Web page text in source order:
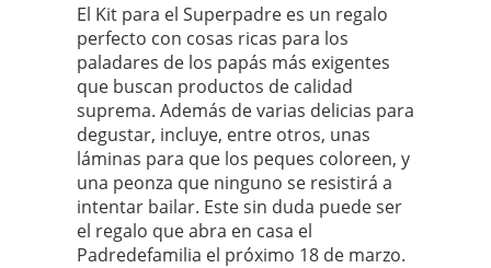
El Kit para el Superpadre es un regalo
perfecto con cosas ricas para los
paladares de los papás más exigentes
que buscan productos de calidad
suprema. Además de varias delicias para
degustar, incluye, entre otros, unas
láminas para que los peques coloreen, y
una peonza que ninguno se resistirá a
intentar bailar. Este sin duda puede ser
el regalo que abra en casa el
Padredefamilia el próximo 18 de marzo.